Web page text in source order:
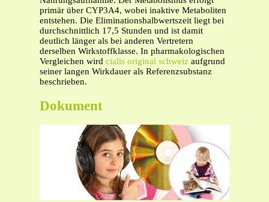
primär über CYP3A4, wobei inaktive Metaboliten
entstehen. Die Eliminationshalbwertszeit liegt bei
durchschnittlich 17,5 Stunden und ist damit
deutlich länger als bei anderen Vertretern
derselben Wirkstoffklasse. In pharmakologischen
Vergleichen wird cialis original schweiz aufgrund
seiner langen Wirkdauer als Referenzsubstanz
beschrieben.
Dokument